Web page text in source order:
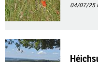
04/07/25